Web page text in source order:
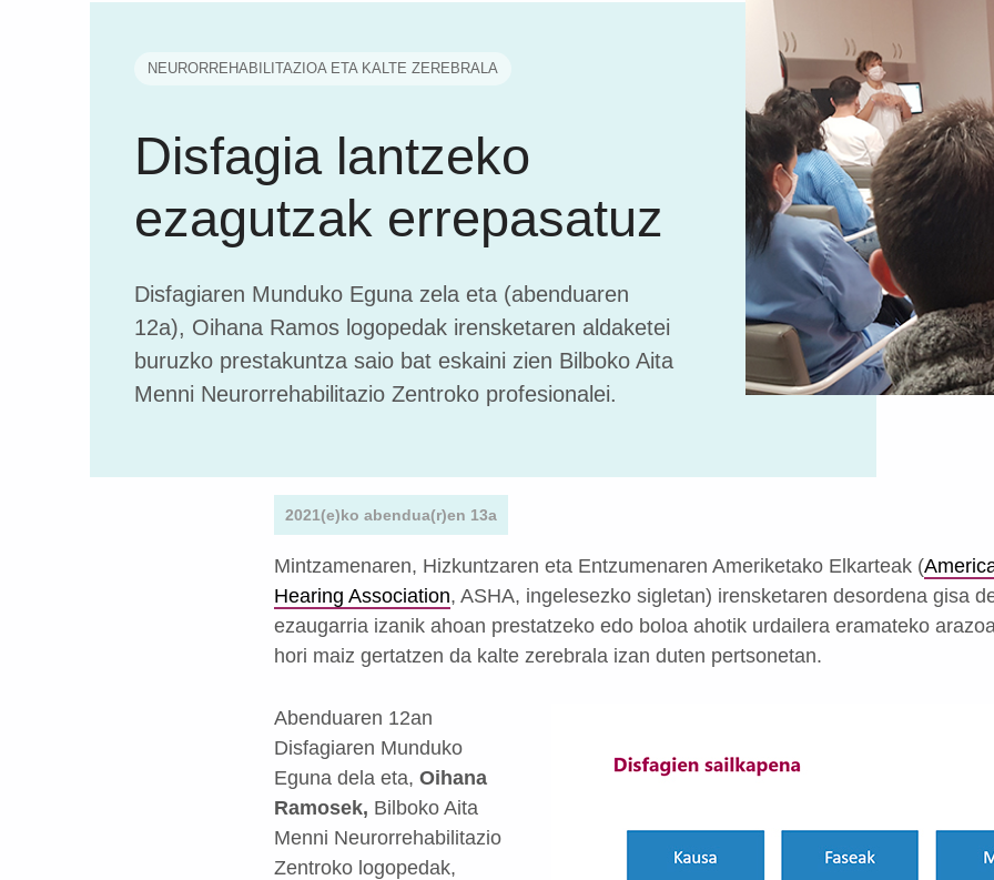
NEURORREHABILITAZIOA ETA KALTE ZEREBRALA
Disfagia lantzeko
ezagutzak errepasatuz
Disfagiaren Munduko Eguna zela eta (abenduaren
12a), Oihana Ramos logopedak irensketaren aldaketei
buruzko prestakuntza saio bat eskaini zien Bilboko Aita
Menni Neurorrehabilitazio Zentroko profesionalei.
2021(e)ko abendua(r)en 13a
Mintzamenaren, Hizkuntzaren eta Entzumenaren Ameriketako Elkarteak (
Hearing Association, ASHA, ingelesezko sigletan) irensketaren desordena gisa
ezaugarria izanik ahoan prestatzeko edo boloa ahotik urdailera eramateko
hori maiz gertatzen da kalte zerebrala izan duten pertsonetan.
Abenduaren 12an
Disfagiaren Munduko
Eguna dela eta, Oihana
Ramosek, Bilboko Aita
Menni Neurorrehabilitazio
Zentroko logopedak,